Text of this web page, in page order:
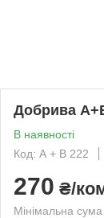
Добрива
В наявності
Код: А + В 222
270 ₴/
Мінімальна